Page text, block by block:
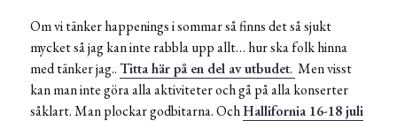
Om vi tänker happenings i sommar så finns det så sjukt
mycket så jag kan inte rabbla upp allt… hur ska folk hinna
med tänker jag.. Titta här på en del av utbudet. Men visst
kan man inte göra alla aktiviteter och gå på alla konserter
såklart. Man plockar godbitarna. OchHallifornia 16-18 juli